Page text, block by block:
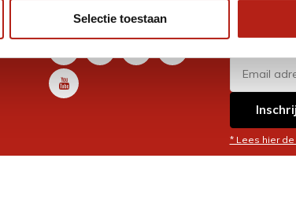
Selectie toestaan
Volg ons
* Lees hier